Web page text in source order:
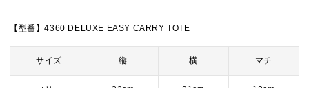
【型番】4360 DELUXE EASY CARRY TOTE
サイズ 縦 横 マチ